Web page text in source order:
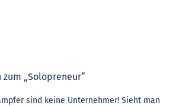
„Solopreneur“
sind keine Unternehmer! Sieht man